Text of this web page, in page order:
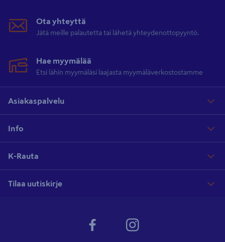
Ota yhteyttä
Jätä meille palautetta tai lähetä yhteydenottopyyntö.
Hae myymälää
Etsi lähin myymäläsi laajasta myymäläverkostostamme
Asiakaspalvelu
Info
K-Rauta
Tilaa uutiskirje